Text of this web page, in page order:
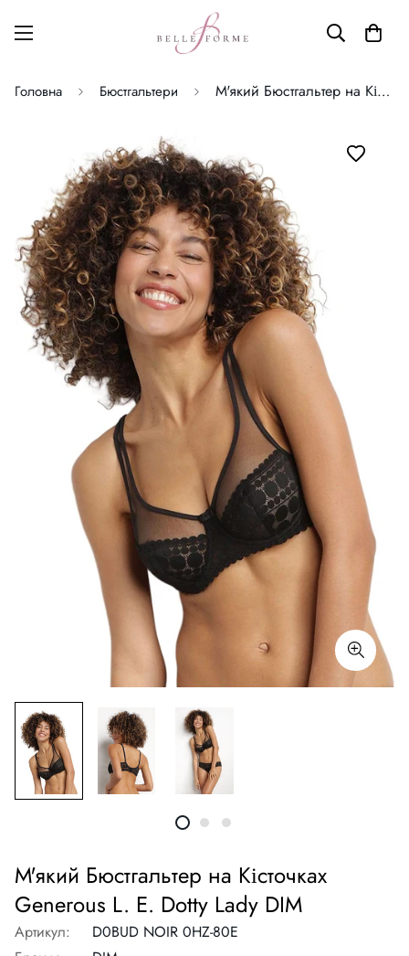
Головна Бюстгальтери М'який Бюстгальтер на Кісточках Generous L. E. Dotty Lady DIM
М'який Бюстгальтер на Кісточках
Generous L. E. Dotty Lady DIM
Артикул:
D0BUD NOIR 0HZ-80E